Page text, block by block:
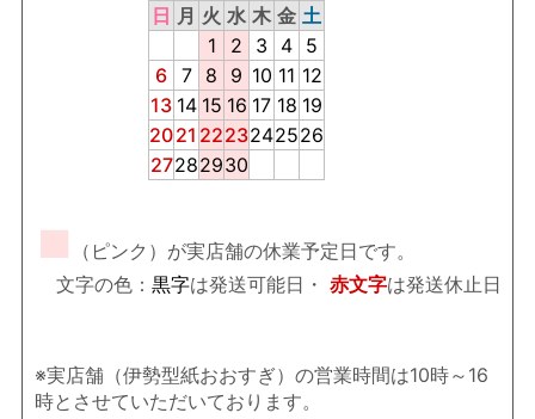
日 月 火 水 木 金 土
1
2 3 4 5
6 7 8 9 10 11 12
13 14 15 16 17 18 19
2021 2223242526
27282930
■
（ピンク）が実店舗の休業予定日です。
文字の色： 黒字は発送可能日・ 赤文字は発送休止日
※実店舗（伊勢型紙おおすぎ）の営業時間は10時～16
時とさせていただいております。